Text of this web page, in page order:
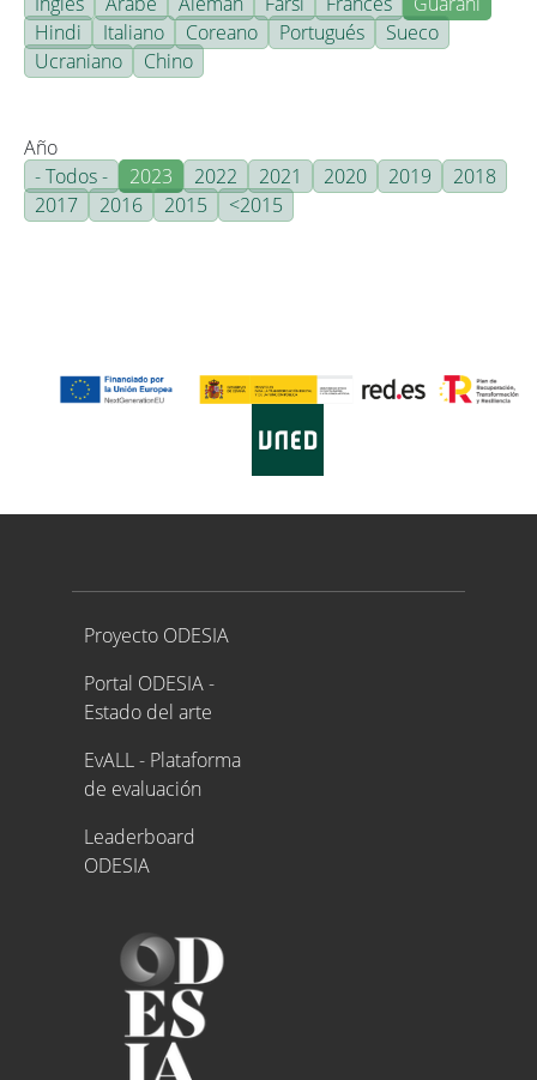
Hindi
Italiano Coreano Portugués
Sueco
Ucraniano
Chino
Año
- Todos -
2023 2022 2021 2020 2019
2018
2017
2016 2015 <2015
Proyecto ODESIA
Proyecto ODESIA
Portal ODESIA -
Estado del arte
EvALL - Plataforma
de evaluación
Leaderboard
ODESIA